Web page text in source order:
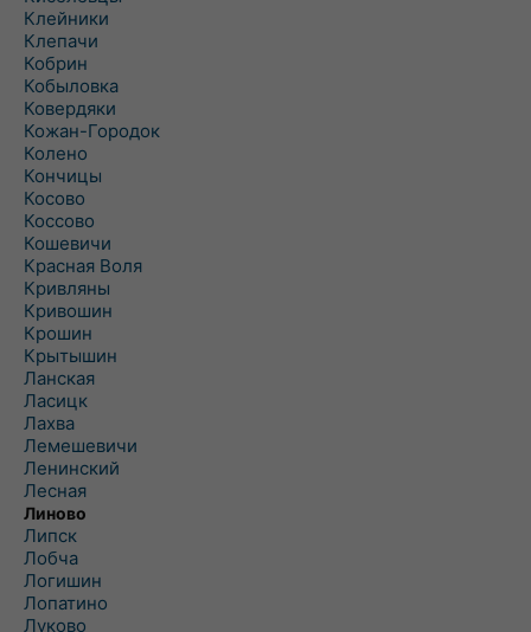
Клейники
Клепачи
Кобрин
Кобыловка
Ковердяки
Кожан-Городок
Колено
Кончицы
Косово
Коссово
Кошевичи
Красная Воля
Кривляны
Кривошин
Крошин
Крытышин
Ланская
Ласицк
Лахва
Лемешевичи
Ленинский
Лесная
Линово
Липск
Лобча
Логишин
Лопатино
Луково